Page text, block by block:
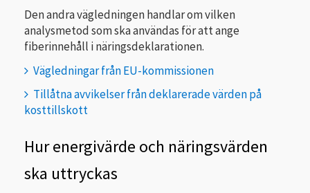
Den andra vägledningen handlar om vilken
analysmetod som ska användas för att ange
fiberinnehåll i näringsdeklarationen.
Vägledningar från EU-kommissionen
Tillåtna avvikelser från deklarerade värden på
kosttillskott
Hur energivärde och näringsvärden
ska uttryckas